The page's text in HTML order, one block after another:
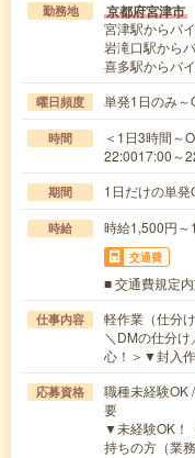
勤務地 京都府宮津市
宮津駅からバ
岩滝口駅から
喜多駅からバ
曜日頻度 単発1日のみ～
時間
＜1日3時間
22:0017:00～
期間 1日だけの単
時給 時給1,500円～
交通費
■ 交通費規定
仕事内容
軽作業（仕分
＼DMの仕分
心！＞▼封入
応募資格
職種未経験OK
要
▼未経験OK！
持ちの方（業